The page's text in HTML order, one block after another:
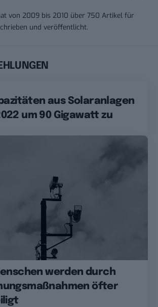
von 2009 bis 2010 über 750 Artikel für
und veröffentlicht.
aus Solaranlagen
um 90 Gigawatt zu
werden durch
öfter